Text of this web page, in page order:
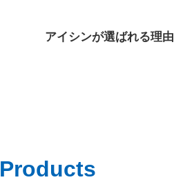
アイシンが選ばれる理由
Products